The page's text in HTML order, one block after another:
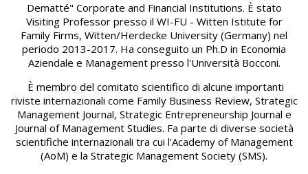
Dematté" Corporate and Financial Institutions. È stato
Visiting Professor presso il WI-FU - Witten Istitute for
Family Firms, Witten/Herdecke University (Germany) nel
periodo 2013-2017. Ha conseguito un Ph.D in Economia
Aziendale e Management presso l'Università Bocconi.
È membro del comitato scientifico di alcune importanti
riviste internazionali come Family Business Review, Strategic
Management Journal, Strategic Entrepreneurship Journal e
Journal of Management Studies. Fa parte di diverse società
scientifiche internazionali tra cui l'Academy of Management
(AoM) e la Strategic Management Society (SMS).